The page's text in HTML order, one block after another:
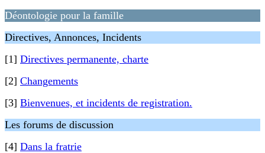
Déontologie pour la famille
Directives, Annonces, Incidents
[1] Directives permanente, charte
[2] Changements
[3] Bienvenues, et incidents de registration.
Les forums de discussion
[4] Dans la fratrie